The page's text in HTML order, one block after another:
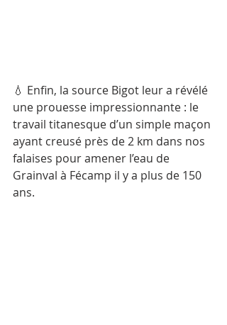
💧 Enfin, la source Bigot leur a révélé
une prouesse impressionnante : le
travail titanesque d’un simple maçon
ayant creusé près de 2 km dans nos
falaises pour amener l’eau de
Grainval à Fécamp il y a plus de 150
ans.